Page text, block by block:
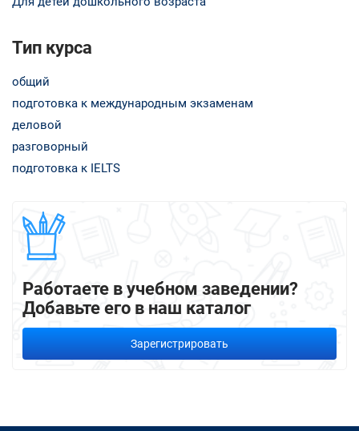
Тип курса
общий
подготовка к международным экзаменам
деловой
разговорный
подготовка к IELTS
Работаете в учебном заведении?
Добавьте его в наш каталог
Зарегистрировать